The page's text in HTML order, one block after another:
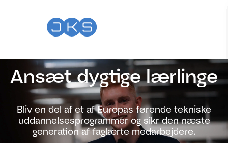
Ansæt dygtige lærlinge
Bliv en del af et af Europas førende tekniske
uddannelsesprogrammer og sikr den næste
generation af faglærte medarbejdere.